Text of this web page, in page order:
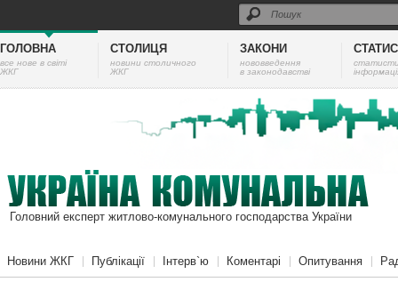
ГОЛОВНА
все нове в світі
ЖКГ
СТОЛИЦЯ
новини столичного
ЖКГ
ЗАКОНИ
нововведення
в законодавстві
Головний експерт житлово-комунального господарства України
Новини ЖКГ Публікації Інтерв`ю Коментарі Опитування